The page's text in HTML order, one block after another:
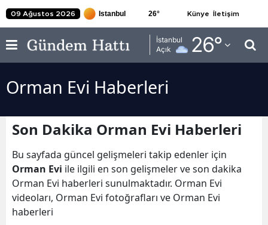
09 Ağustos 2026 26° Künye İletişim
İstanbul
Açık
26°
Adana
Adıyaman
Amasya
Ankara
Antalya
Orman Evi Haberleri
Son Dakika Orman Evi Haberleri
Bu sayfada güncel gelişmeleri takip edenler için
Orman Evi ile ilgili en son gelişmeler ve son dakika
Orman Evi haberleri sunulmaktadır. Orman Evi
videoları, Orman Evi fotoğrafları ve Orman Evi
haberleri